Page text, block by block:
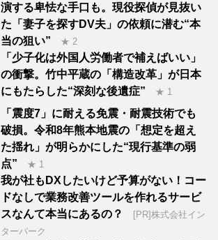
演する卑怯な手口も。現役探偵が見抜い
た「妻子を探すDV夫」の依頼に潜む“本
当の狙い”
★ 2
「少子化は外国人労働者で補えばいい」
の衝撃。竹中平蔵の「構造改革」が日本
にもたらした“深刻な後遺症”
★ 1
「震度7」に耐える免震・耐震技術でも
破損。令和8年熊本地震の「想定を超え
た揺れ」が明らかにした“現行基準の弱
点”
★ 1
我が社もDXしたいけど予算がない！コー
ドなしで業務改善ツールを作れるサービ
スなんて本当にあるの？
[PR]株式会社イン
ターパーク